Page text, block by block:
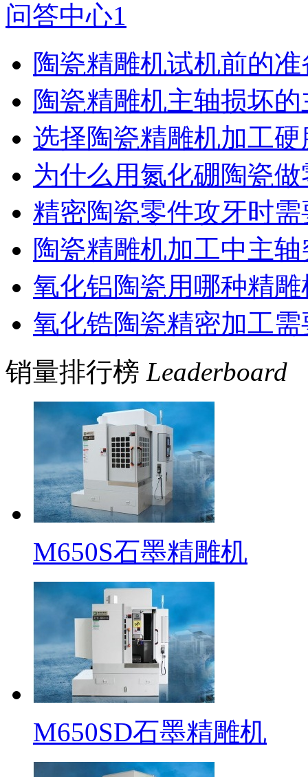
问答中心1
陶瓷精雕机试机前的
陶瓷精雕机主轴损坏
选择陶瓷精雕机加工
为什么用氮化硼陶瓷
精密陶瓷零件攻牙时
陶瓷精雕机加工中主
氧化铝陶瓷用哪种精
氧化锆陶瓷精密加工
销量排行榜 Leaderboard
M650S石墨精雕机
M650SD石墨精雕机